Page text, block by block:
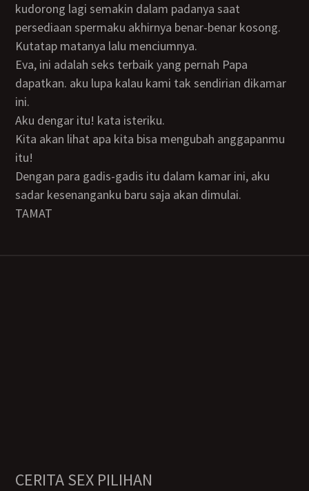
kudorong lagi semakin dalam padanya saat
persediaan spermaku akhirnya benar-benar kosong.
Kutatap matanya lalu menciumnya.
Eva, ini adalah seks terbaik yang pernah Papa
dapatkan. aku lupa kalau kami tak sendirian dikamar
ini.
Aku dengar itu! kata isteriku.
Kita akan lihat apa kita bisa mengubah anggapanmu
itu!
Dengan para gadis-gadis itu dalam kamar ini, aku
sadar kesenanganku baru saja akan dimulai.
TAMAT
CERITA SEX PILIHAN